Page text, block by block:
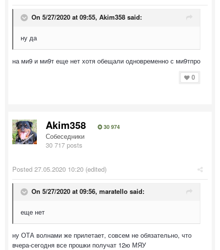
On 5/27/2020 at 09:55, Akim358 said:
ну да
на ми9 и ми9т еще нет хотя обещали одновременно с ми9тпро
0
Akim358 30 974
Собеседники
30 717 posts
Posted 27.05.2020 10:20 (edited)
On 5/27/2020 at 09:56, maratello said:
еще нет
ну ОТА волнами же прилетает, совсем не обязательно, что
вчера-сегодня все прошки получат 12ю МЯУ